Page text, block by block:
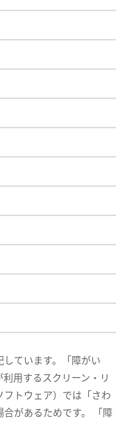
ています。「障がい
用するスクリーン・リ
トウェア）では「さわ
があるためです。 「障